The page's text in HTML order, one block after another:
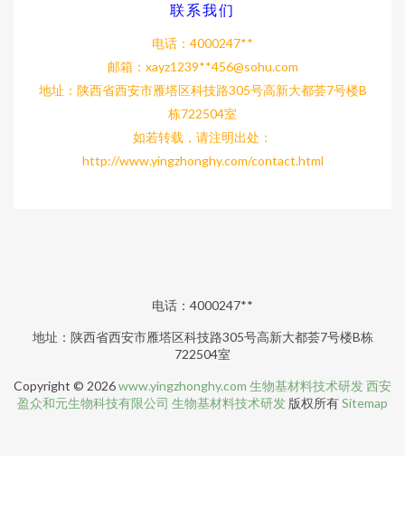
联系我们
电话：4000247**
邮箱：xayz1239**456@sohu.com
地址：陕西省西安市雁塔区科技路305号高新大都荟7号楼B
栋722504室
如若转载，请注明出处：
http://www.yingzhonghy.com/contact.html
电话：4000247**
地址：陕西省西安市雁塔区科技路305号高新大都荟7号楼B栋
722504室
Copyright © 2026www.yingzhonghy.com 生物基材料技术研发西安
盈众和元生物科技有限公司 生物基材料技术研发 版权所有Sitemap